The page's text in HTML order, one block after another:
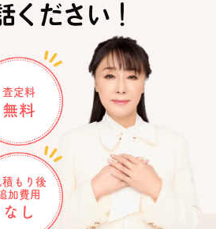
ください！
査定料
無料
積もり後
加費用
なし